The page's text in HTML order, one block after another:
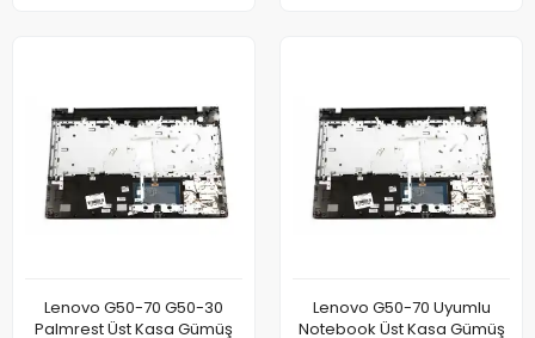
Lenovo G50-70 G50-30
Palmrest Üst Kasa Gümüş
Lenovo G50-70 Uyumlu
Notebook Üst Kasa Gümüş